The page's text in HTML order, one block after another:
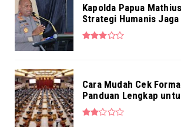
Kapolda Papua
Strategi Humanis Jaga
Cara Mudah Cek
Panduan Lengkap